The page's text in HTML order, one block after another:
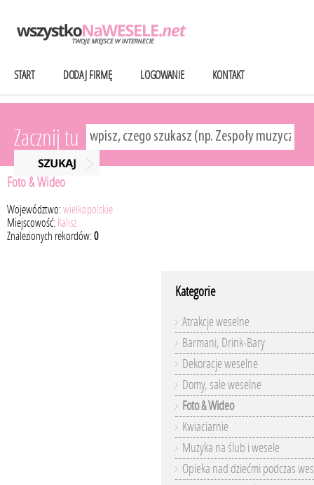
START DODAJ FIRMĘ LOGOWANIE KONTAKT
Zacznij tu
Foto & Wideo
Województwo:wielkopolskie
Miejscowość: Kalisz
Znalezionych rekordów:0
Kategorie
Atrakcje weselne
Barmani, Drink-Bary
Dekoracje weselne
Domy, sale weselne
Foto & Wideo
Kwiaciarnie
Muzyka na ślub i wesele
Opieka nad dziećmi podczas